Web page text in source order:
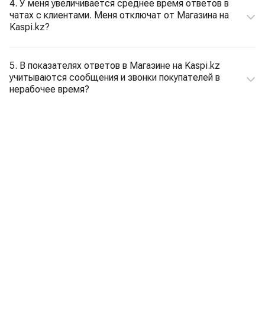
4. У меня увеличивается среднее время ответов в
чатах с клиентами. Меня отключат от Магазина на
Kaspi.kz?
5. В показателях ответов в Магазине на Kaspi.kz
учитываются сообщения и звонки покупателей в
нерабочее время?